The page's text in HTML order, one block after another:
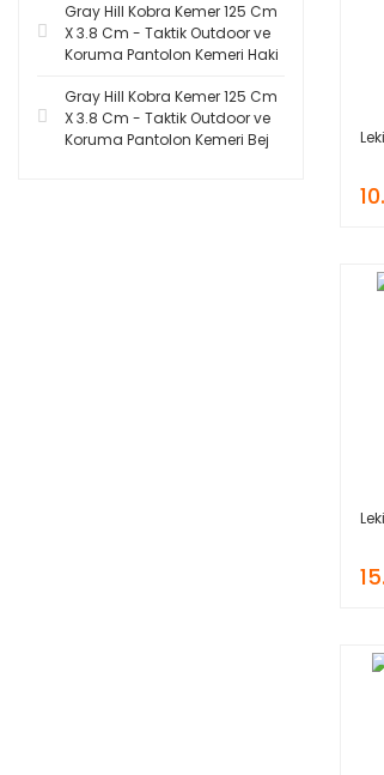
Gray Hill Kobra Kemer 125 Cm
X 3.8 Cm - Taktik Outdoor ve
Koruma Pantolon Kemeri Haki
Gray Hill Kobra Kemer 125 Cm
X 3.8 Cm - Taktik Outdoor ve
Koruma Pantolon Kemeri Bej